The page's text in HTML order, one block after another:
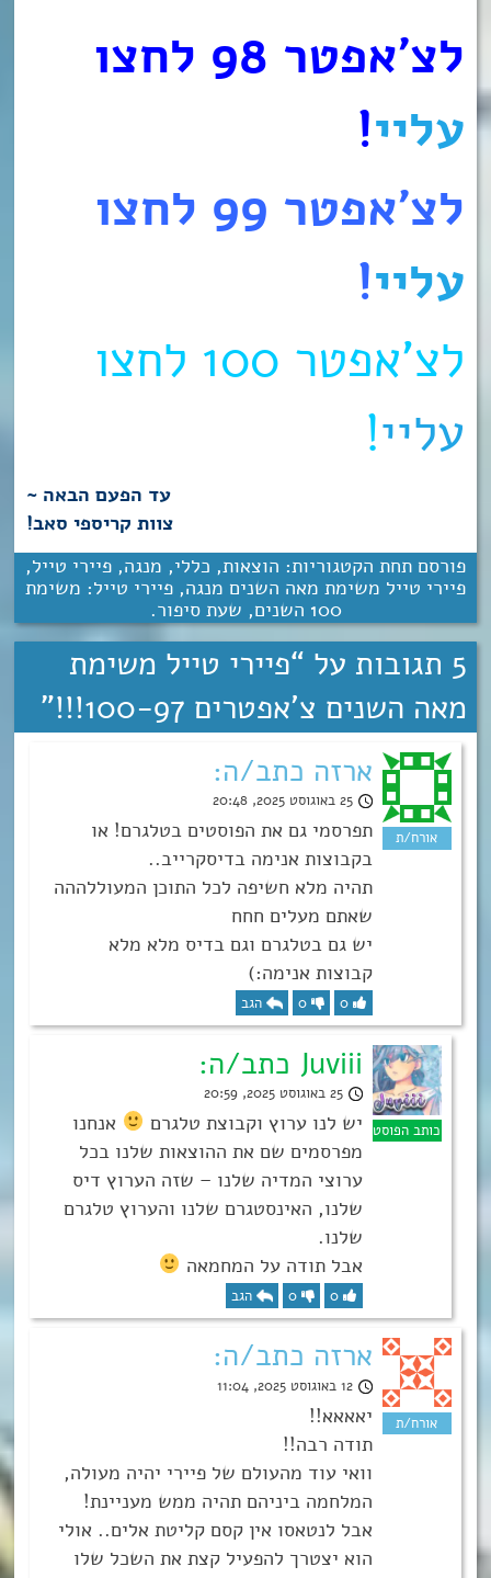
לצ’אפטר 98 לחצו
עליי!
לצ’אפטר 99 לחצו
עליי!
לצ’אפטר 100 לחצו
עליי!
עד הפעם הבאה ~
צוות קריספי סאב!
פורסם תחת הקטגוריות: הוצאות, כללי, מנגה, פיירי טייל,
פיירי טייל משימת מאה השנים מנגה, פיירי טייל: משימת
100 השנים
, שעת סיפור.
5 תגובות על “
פיירי טייל משימת
מאה השנים צ’אפטרים 100-97!!!
”
ארזה כתב/ה:
25 באוגוסט 2025, 20:48
תפרסמי גם את הפוסטים בטלגרם! או
בקבוצות אנימה בדיסקרייב..
תהיה מלא חשיפה לכל התוכן המעוללההה
שאתם מעלים חחח
יש גם בטלגרם וגם בדיס מלא מלא
קבוצות אנימה:)
0
0 הגב
Juviii כתב/ה:
25 באוגוסט 2025, 20:59
יש לנו ערוץ וקבוצת טלגרם
אנחנו
מפרסמים שם את ההוצאות שלנו בכל
ערוצי המדיה שלנו – שזה הערוץ דיס
שלנו, האינסטגרם שלנו והערוץ טלגרם
שלנו.
אבל תודה על המחמאה
0
0 הגב
ארזה כתב/ה:
12 באוגוסט 2025, 11:04
יאאאא!!
תודה רבה!!
וואי עוד מהעולם של פיירי יהיה מעולה,
המלחמה ביניהם תהיה ממש מעניינת!
אבל לנטאסו אין קסם קליטת אלים.. אולי
הוא יצטרך להפעיל קצת את השכל שלו